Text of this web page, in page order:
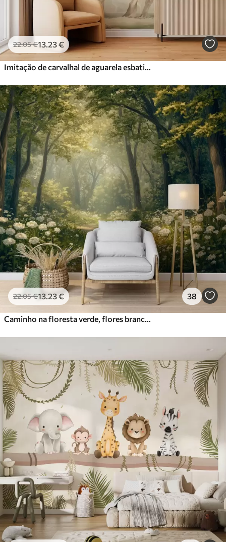
22.05€13 .23€
22.05€13 .23€ 38